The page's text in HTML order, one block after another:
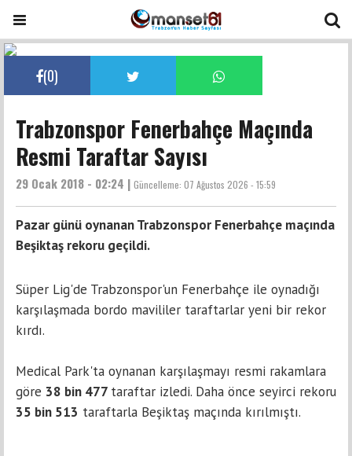
(0)
Trabzonspor Fenerbahçe Maçında
Resmi Taraftar Sayısı
29 Ocak 2018 - 02:24 | Güncelleme: 07 Ağustos 2026 - 15:59
Pazar günü oynanan Trabzonspor Fenerbahçe maçında
Beşiktaş rekoru geçildi.
Süper Lig'de Trabzonspor'un Fenerbahçe ile oynadığı
karşılaşmada bordo mavililer taraftarlar yeni bir rekor
kırdı.
Medical Park'ta oynanan karşılaşmayı resmi rakamlara
göre 38 bin 477 taraftar izledi. Daha önce seyirci rekoru
35 bin 513 taraftarla Beşiktaş maçında kırılmıştı.